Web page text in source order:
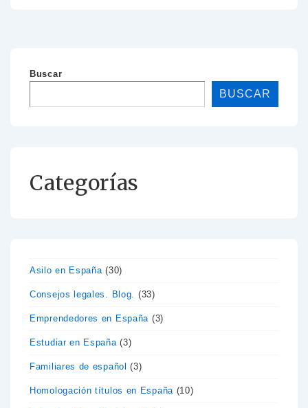
Buscar
BUSCAR
Categorías
Asilo en España (30)
Consejos legales. Blog. (33)
Emprendedores en España (3)
Estudiar en España (3)
Familiares de español (3)
Homologación títulos en España (10)